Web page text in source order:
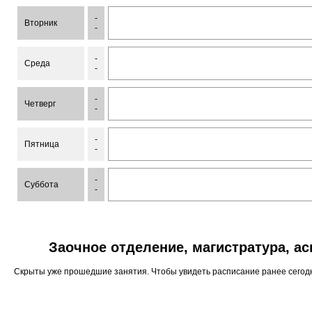
Вторник
-
-
Среда
-
-
Четверг
-
-
Пятница
-
-
Суббота
-
-
Заочное отделение, магистратура,
Скрыты уже прошедшие занятия. Чтобы увидеть расписание ранее